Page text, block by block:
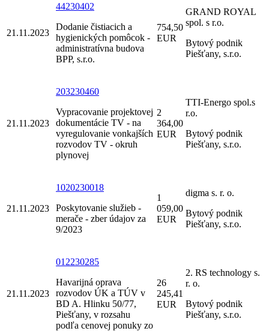
21.11.2023
44230402
Dodanie čistiacich a
hygienických pomôcok -
administratívna budova
BPP, s.r.o.
754,50
EUR
GRAND ROYAL
spol. s r.o.
Bytový podnik
Piešťany, s.r.o.
21.11.2023
203230460
Vypracovanie projektovej
dokumentácie TV - na
vyregulovanie vonkajších
rozvodov TV - okruh
plynovej
2
364,00
EUR
TTI-Energo spol.s
r.o.
Bytový podnik
Piešťany, s.r.o.
21.11.2023
1020230018
Poskytovanie služieb -
merače - zber údajov za
9/2023
1
059,00
EUR
digma s. r. o.
Bytový podnik
Piešťany, s.r.o.
21.11.2023
012230285
Havarijná oprava
rozvodov ÚK a TÚV v
BD A. Hlinku 50/77,
Piešťany, v rozsahu
podľa cenovej ponuky zo
26
245,41
EUR
2. RS technology s.
r. o.
Bytový podnik
Piešťany, s.r.o.